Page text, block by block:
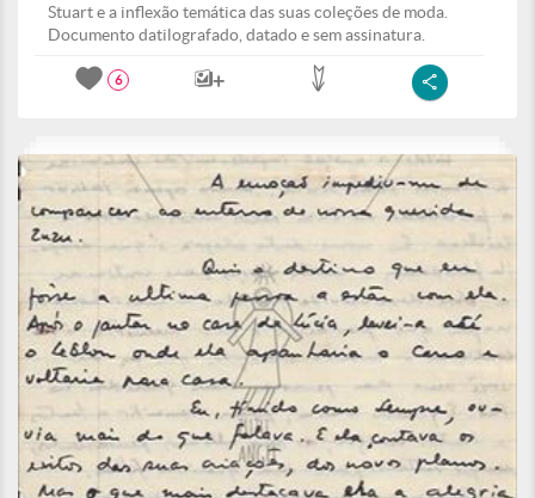
Stuart e a inflexão temática das suas coleções de moda.
Documento datilografado, datado e sem assinatura.
6